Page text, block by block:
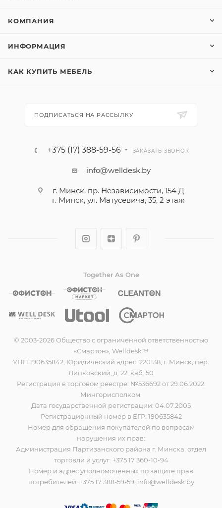
КОМПАНИЯ
ИНФОРМАЦИЯ
КАК КУПИТЬ МЕБЕЛЬ
ПОДПИСАТЬСЯ НА РАССЫЛКУ
+375 (17) 388-59-56 ЗАКАЗАТЬ ЗВОНОК
info@welldesk.by
г. Минск, пр. Независимости, 154 Д
г. Минск, ул. Матусевича, 35, 2 этаж
Together As One
© 2003-2026 Общество с ограниченной ответственностью
«Смартон», Welldesk™
УНП 190635842, Юридический адрес: 220138, г. Минск, пер.
Липковский, д. 22, каб. 50
Регистрация в торговом реестре: №536692 от 29.06.2022.
Мингорисполком.
Дата государственной регистрации: 04.07.2005
Регистрационный номер в ЕГР: 190635842
Номер для обращения покупателей по вопросам
нарушения их прав:
Администрация Партизанского района г. Минска, отдел
торговли и услуг: +375 17 360-10-94
Номер и адрес уполномоченных по защите прав
потребителей: +375 17 388-59-59, info@welldesk.by